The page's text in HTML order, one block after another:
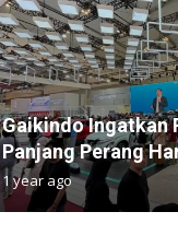
Gaikindo Ingatkan
Panjang Perang
1 year ago